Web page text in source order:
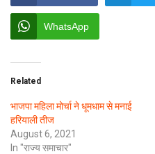
WhatsApp
Related
भाजपा महिला मोर्चा ने धूमधाम से मनाई
हरियाली तीज
August 6, 2021
In "राज्य समाचार"